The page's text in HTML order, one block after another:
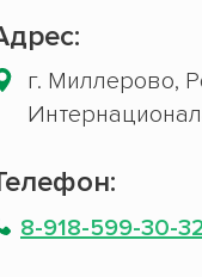
г. Миллерово,
8-918-599-30-